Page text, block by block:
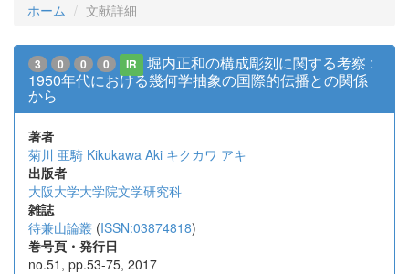
ホーム 文献詳細
3 0 0 0 IR
堀内正和の構成彫刻に関する考察 :
1950年代における幾何学抽象の国際的伝播との関係
から
著者
菊川 亜騎 Kikukawa Aki キクカワ アキ
出版者
大阪大学大学院文学研究科
雑誌
待兼山論叢 (ISSN:03874818)
巻号頁・発行日
no.51, pp.53-75, 2017